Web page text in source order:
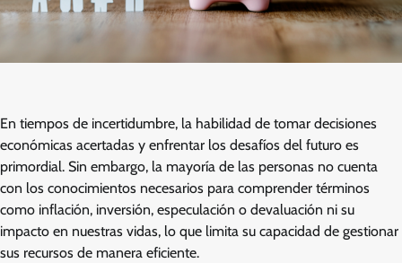
En tiempos de incertidumbre, la habilidad de tomar decisiones
económicas acertadas y enfrentar los desafíos del futuro es
primordial. Sin embargo, la mayoría de las personas no cuenta
con los conocimientos necesarios para comprender términos
como inflación, inversión, especulación o devaluación ni su
impacto en nuestras vidas, lo que limita su capacidad de gestionar
sus recursos de manera eficiente.